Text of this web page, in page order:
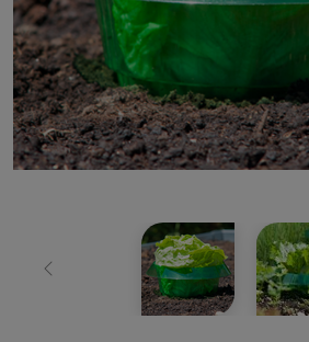
retour